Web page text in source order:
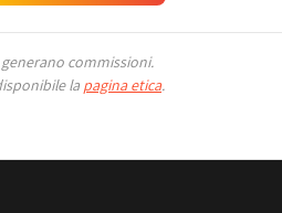
commissioni.
la pagina etica.